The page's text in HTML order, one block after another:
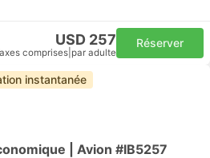
USD 257
comprises par adulte
Réserver
instantanée
| Avion #IB5257